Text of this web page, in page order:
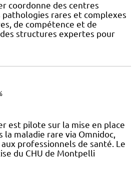
coordonne des centres
rares et complexes
de compétence et de
structures expertes pour
est pilote sur la mise en place
maladie rare via Omnidoc,
professionnels de santé. Le
du CHU de Montpelli